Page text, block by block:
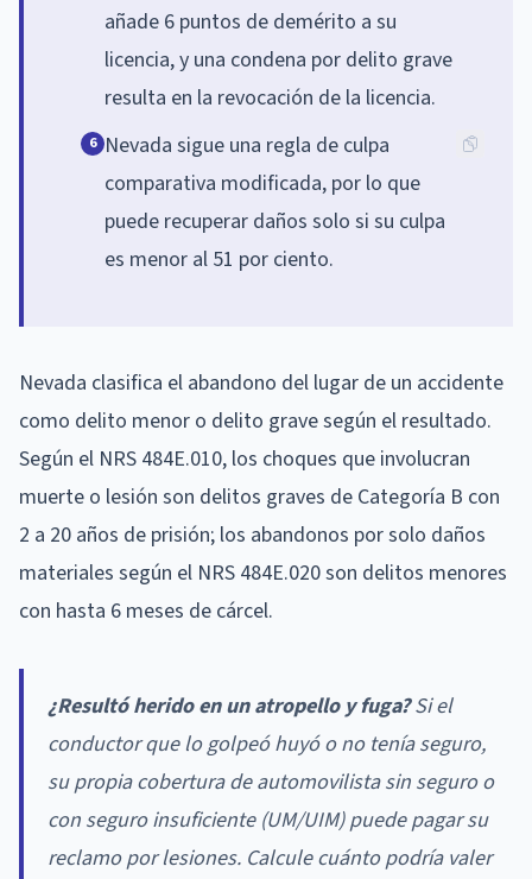
añade 6 puntos de demérito a su
licencia, y una condena por delito grave
resulta en la revocación de la licencia.
6 Nevada sigue una regla de culpa
comparativa modificada, por lo que
puede recuperar daños solo si su culpa
es menor al 51 por ciento.
Nevada clasifica el abandono del lugar de un accidente
como delito menor o delito grave según el resultado.
Según el NRS 484E.010, los choques que involucran
muerte o lesión son delitos graves de Categoría B con
2 a 20 años de prisión; los abandonos por solo daños
materiales según el NRS 484E.020 son delitos menores
con hasta 6 meses de cárcel.
¿Resultó herido en un atropello y fuga?Si el
conductor que lo golpeó huyó o no tenía seguro,
su propia cobertura de automovilista sin seguro o
con seguro insuficiente (UM/UIM) puede pagar su
reclamo por lesiones. Calcule cuánto podría valer